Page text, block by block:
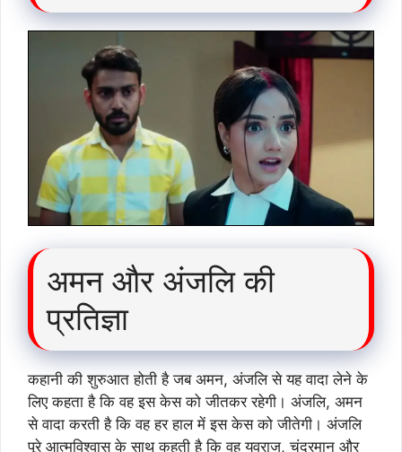
अमन और अंजलि की
प्रतिज्ञा
कहानी की शुरुआत होती है जब अमन, अंजलि से यह वादा लेने के
लिए कहता है कि वह इस केस को जीतकर रहेगी। अंजलि, अमन
से वादा करती है कि वह हर हाल में इस केस को जीतेगी। अंजलि
पूरे आत्मविश्वास के साथ कहती है कि वह युवराज, चंद्रमान और